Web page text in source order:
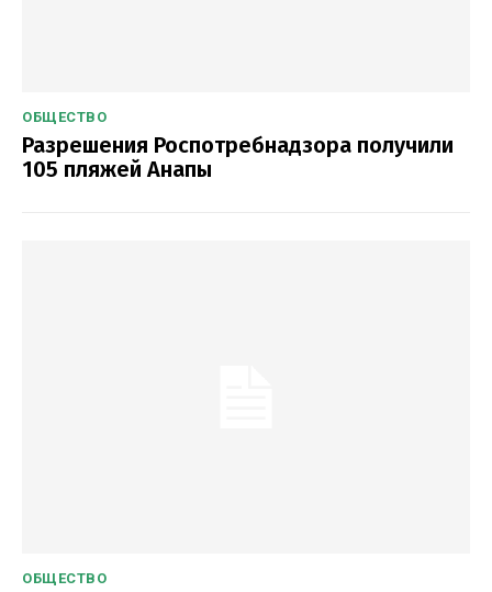
ОБЩЕСТВО
Разрешения Роспотребнадзора получили
105 пляжей Анапы
ОБЩЕСТВО